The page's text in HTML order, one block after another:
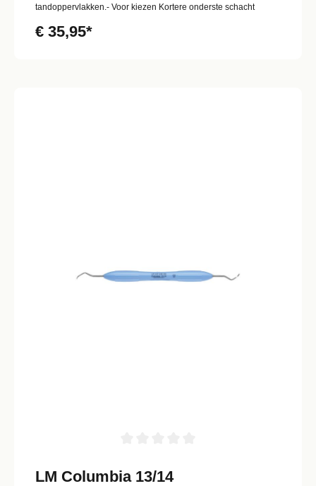
tandoppervlakken.- Voor kiezen Kortere onderste schacht
€ 35,95*
LM Columbia 13/14